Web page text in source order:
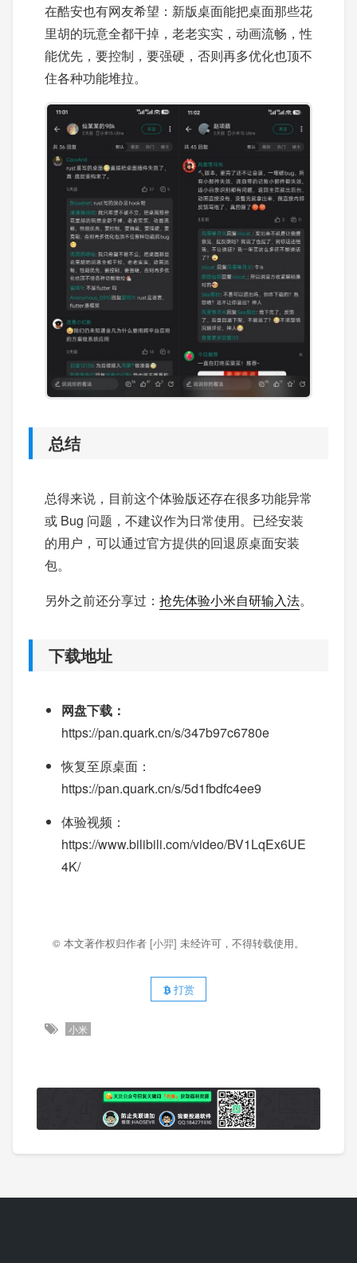
在酷安也有网友希望：新版桌面能把桌面那些花
里胡的玩意全都干掉，老老实实，动画流畅，性
能优先，要控制，要强硬，否则再多优化也顶不
住各种功能堆拉。
总结
总得来说，目前这个体验版还存在很多功能异常
或 Bug 问题，不建议作为日常使用。已经安装
的用户，可以通过官方提供的回退原桌面安装
包。
另外之前还分享过： 抢先体验小米自研输入法。
下载地址
网盘下载：
https://pan.quark.cn/s/347b97c6780e
恢复至原桌面：
https://pan.quark.cn/s/5d1fbdfc4ee9
体验视频：
https://www.bilibili.com/video/BV1LqEx6UE
4K/
© 本文著作权归作者 [小羿] 未经许可，不得转载使用。
打赏
小米